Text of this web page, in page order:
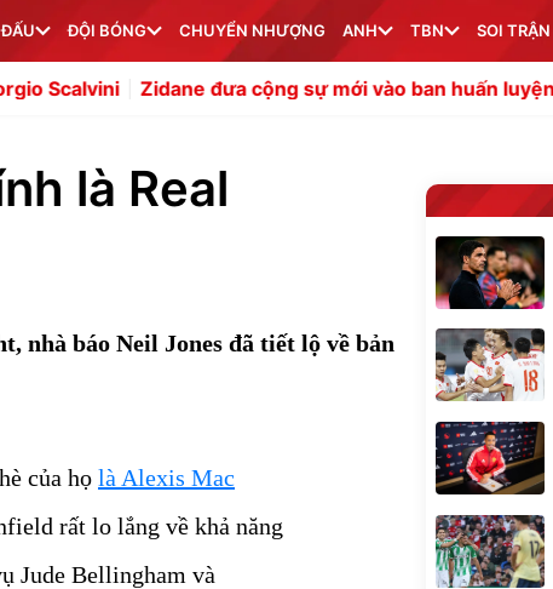
ĐỘI BÓNG CHUYỂN NHƯỢNG ANH TBN SOI TRẬN
Zidane đưa cộng sự mới vào ban huấn luyện tuyển Pháp
là Real
nhà báo Neil Jones đã tiết lộ về bản
của họ là Alexis Mac
rất lo lắng về khả năng
Jude Bellingham và